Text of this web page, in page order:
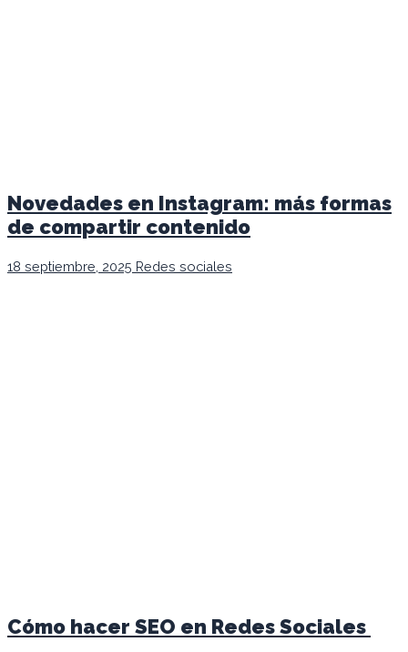
Novedades en Instagram: más formas
de compartir contenido
18 septiembre, 2025 Redes sociales
Cómo hacer SEO en Redes Sociales